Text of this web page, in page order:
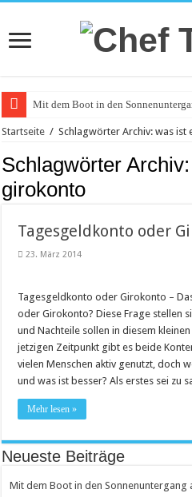
Mit dem Boot in den
Catering an Silvester
Witzige und individuelle
Modischer Schmuck für Damen und
Klemmbausteine – beliebt bei Groß
Bürostuhl – Darauf beim Kauf achten
Masken bedrucken lassen
Tattoo-Entfernung wird immer
Startseite / Schlagwörter Archiv: was ist
Schlagwörter
girokonto
Tagesgeldkonto oder
23. März 2014
Tagesgeldkonto oder Girokonto –
oder Girokonto? Diese Frage stellen
und Nachteile sollen in diesem
jetzigen Zeitpunkt gibt es beide
vielen Menschen aktiv genutzt, doch
und was ist besser? Als erstes sei zu
Mehr lesen »
Neueste Beiträge
Mit dem Boot in den Sonnenuntergang